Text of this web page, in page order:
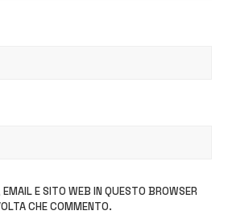
E SITO WEB IN QUESTO BROWSER
CHE COMMENTO.